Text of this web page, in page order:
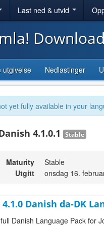
Last ned & utvid
utgivelse Nedlastinger
yet fully available in your
4.1.0.1 Stable
Maturity
Stable
Utgitt
onsdag 16.
Danish da-DK
Danish Language Pack for